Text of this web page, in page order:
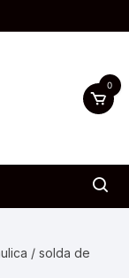
0
/ solda de